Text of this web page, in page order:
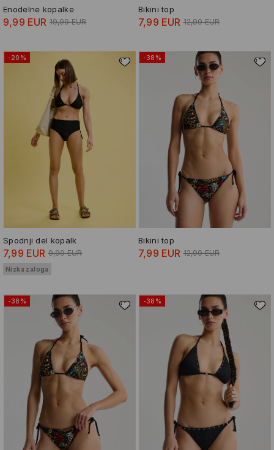
Enodelne kopalke
9,99 EUR 19,99 EUR
Bikini top
7,99 EUR 12,99 EUR
-20%
Spodnji del kopalk
7,99 EUR 9,99 EUR
Nizka zaloga
-38%
Bikini top
7,99 EUR 12,99 EUR
-38% -38%